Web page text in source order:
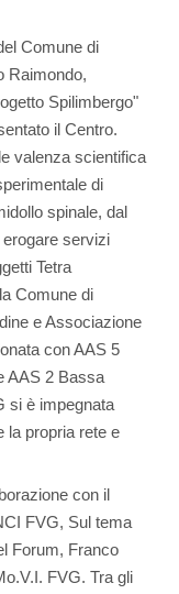
Comune di
Raimondo,
Spilimbergo"
il Centro.
valenza scientifica
di
spinale, dal
servizi
Tetra
Comune di
e Associazione
con AAS 5
AAS 2 Bassa
si è impegnata
la propria rete e
con il
FVG, Sul tema
Forum, Franco
FVG. Tra gli